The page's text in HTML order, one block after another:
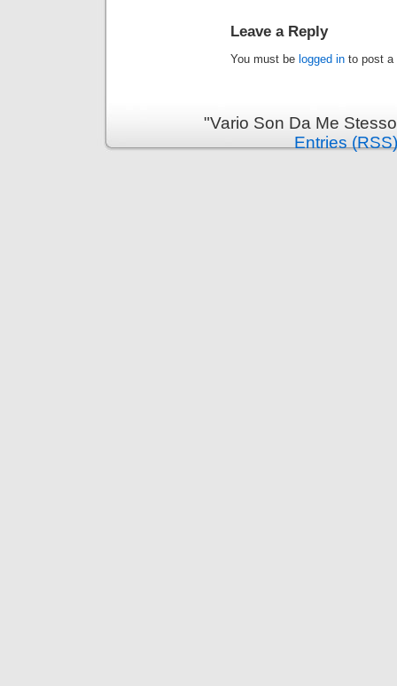
Leave a Reply
You must be logged in to post a
"Vario Son Da Me
Entries (RSS)